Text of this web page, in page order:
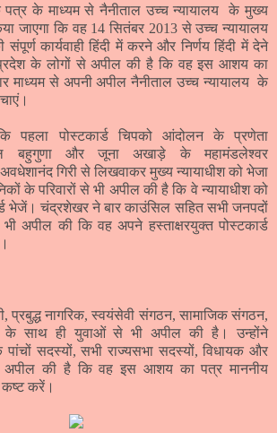
पत्र के माध्यम से नैनीताल उच्च न्यायालय के मुख्य
जाएगा कि वह 14 सितंबर 2013 से उच्च न्यायालय
संपूर्ण कार्यवाही हिंदी में करने और निर्णय हिंदी में देने
प्रदेश के लोगों से अपील की है कि वह इस आशय का
माध्यम से अपनी अपील नैनीताल उच्च न्यायालय के
पहला पोस्टकार्ड चिपको आंदोलन के प्रणेता
बहुगुणा और जूना अखाड़े के महामंडलेश्वर
अवधेशानंद गिरी से लिखवाकर मुख्य न्यायाधीश को भेजा
के परिवारों से भी अपील की है कि वे न्यायाधीश को
भेजें। चंद्रशेखर ने बार काउंसिल सहित सभी जनपदों
अपील की कि वह अपने हस्ताक्षरयुक्त पोस्टकार्ड
, प्रबुद्ध नागरिक,स्वयंसेवी संगठन, सामाजिक संगठन,
के साथ ही युवाओं से भी अपील की है। उन्होंने
सदस्यों,सभी राज्यसभा सदस्यों,विधायक और
अपील की है कि वह इस आशय का पत्र माननीय
कष्ट करें।